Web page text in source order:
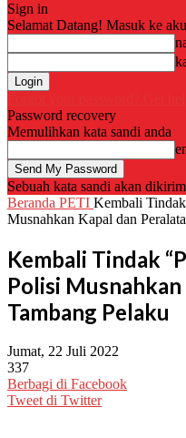
Sign in
Selamat Datang! Masuk ke
Password recovery
Memulihkan kata sandi anda
Sebuah kata sandi akan
Beranda PETI Kembali
Musnahkan Kapal dan
Kembali Tindak
Polisi
Tambang Pelaku
Jumat, 22 Juli 2022
337
Berbagi di Facebook
Tweet di Twitter